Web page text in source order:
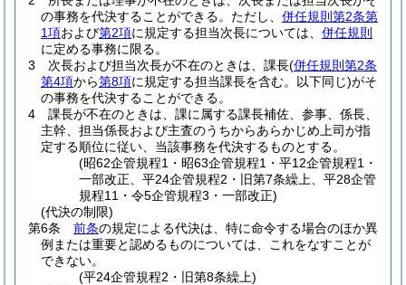
の事務を代決することができる。 ただし、 併任規則第2条第
1項および第2項に規定する担当次長については、 併任規則
に定める事務に限る。
3
次長および担当次長が不在のときは、課長(併任規則第2条
第4項から第8項に規定する担当課長を含む。以下同じ)がそ
の事務を代決することができる。
4
課長が不在のときは、課に属する課長補佐、参事、係長、
主幹、担当係長および主査のうちからあらかじめ上司が指
定する順位に従い、当該事務を代決するものとする。
(昭62企管規程1・昭63企管規程1・平12企管規程1・
一部改正、平24企管規程2・旧第7条繰上、平28企管
規程11・令5企管規程3・一部改正)
(代決の制限)
第6条
前条の規定による代決は、特に命令する場合のほか異
例または重要と認めるものについては、これをなすことが
できない。
(平24企管規程2・旧第8条繰上)